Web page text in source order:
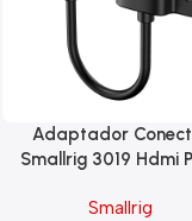
Adaptador
Smallrig 3019 Hdmi
Smallrig